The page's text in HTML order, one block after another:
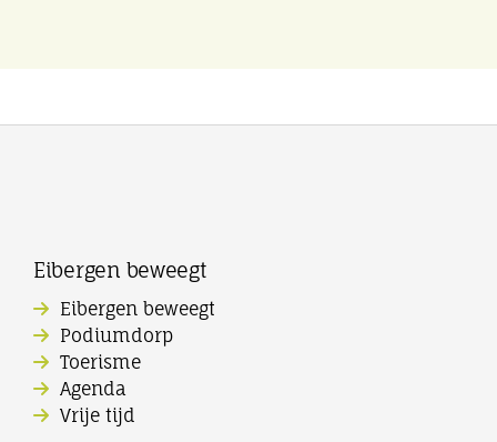
Eibergen beweegt
Eibergen beweegt
Podiumdorp
Toerisme
Agenda
Vrije tijd